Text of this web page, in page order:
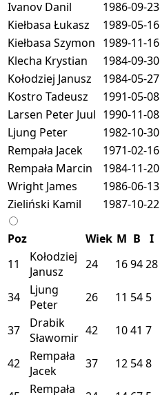
Ivanov Danil
1986-09-23
Kiełbasa Łukasz
1989-05-16
Kiełbasa Szymon 1989-11-16
Klecha Krystian
1984-09-30
Kołodziej Janusz
1984-05-27
Kostro Tadeusz
1991-05-08
Larsen Peter Juul 1990-11-08
Ljung Peter
1982-10-30
Rempała Jacek
1971-02-16
Rempała Marcin
1984-11-20
Wright James
1986-06-13
Zieliński Kamil
1987-10-22
Poz Wiek M B I
11
Kołodziej
Janusz
24 169428
34
Ljung
Peter
26 11 54 5
37
Drabik
Sławomir 42 1041 7
42
Rempała
Jacek
37 12 548
Rempała